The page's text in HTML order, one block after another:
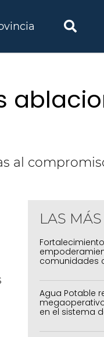
al
LAS
comunidades
Agua Potable
en el sistema